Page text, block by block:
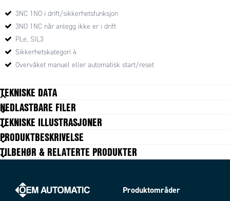
3NC 1NO i drift/sikkerhetsfunksjon
3NO 1NC når anlegg ikke er i drift
PLe, SIL3
Sikkerhetskategori 4
Overvåket manuel eller automatisk start/reset
TEKNISKE DATA
LED-indikering
Matespenning
PL e
NEDLASTBARE FILER
TEKNISKE ILLUSTRASJONER
PRODUKTBESKRIVELSE
TILBEHØR & RELATERTE PRODUKTER
Produktområder